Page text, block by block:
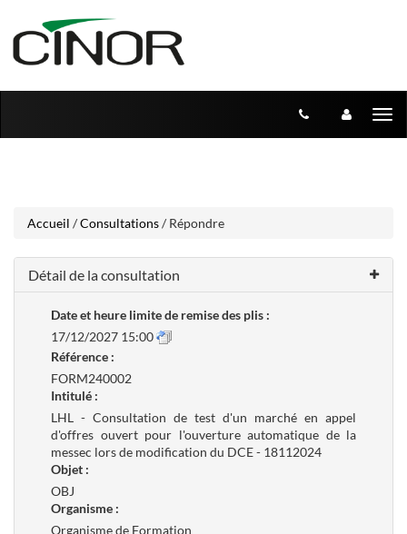
contenu
Accueil /Consultations/ Répondre
Détail de la consultation
Date et heure limite de remise des plis :
17/12/2027 15:00
Référence :
FORM240002
Intitulé :
LHL - Consultation de test d'un marché en appel
d'offres ouvert pour l'ouverture automatique de la
messec lors de modification du DCE - 18112024
Objet :
OBJ
Organisme :
Organisme de Formation